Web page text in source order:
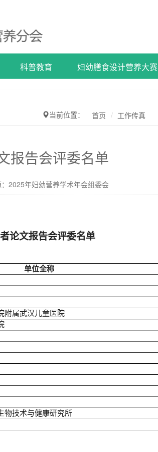
科普教育 妇幼膳食设计营养大赛
当前位置： 首页 工作传真
报告会评委名单
2025年妇幼营养学术年会组委会
论文报告会评委名单
单位全称
附属武汉儿童医院
物技术与健康研究所